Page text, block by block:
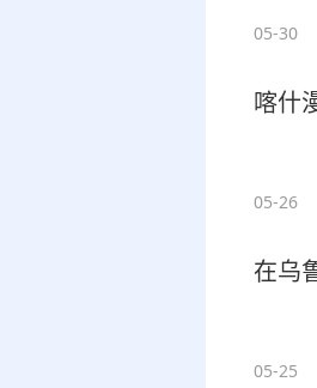
05-30
喀什
05-26
在乌
05-25